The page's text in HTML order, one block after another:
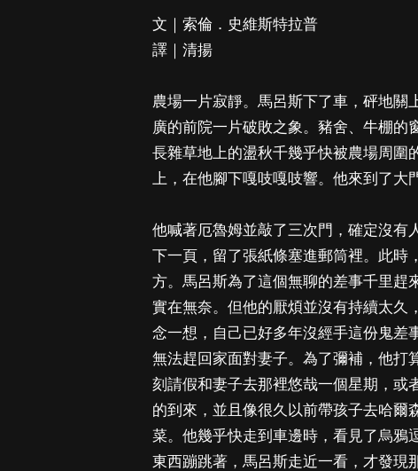
文｜索倫．史維斯特拉普
譯｜清揚
農場一片寂靜。馬呂斯下了車，砰地關
廣的前院一片破敗之象。豬舍、牛棚
長雜草地上的盪秋千幾乎快被農場周圍
上，在他腳下嘎吱嘎吱響。他來到了大
他喊著厄魯姆並敲了三次門，確定沒有
下一頁，留了張紙條塞進郵筒裡。此時
方。馬呂斯為了這個無聊的差事千里趕
實在無奈。但他的厭煩並沒有持續太久
念一想，自己已好多年沒經手這份鬼差
無法趕回家面對妻子。為了彌補，他打
刻請假和妻子去那裡悠哉一個星期，或
的到來，並且像很久以前帶孩子去哈爾
菜。他幾乎快走到車邊時，看見了烏鴉
東西蹦跳著，馬呂斯走近一看，才發現